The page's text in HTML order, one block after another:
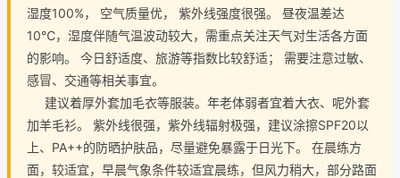
湿度100%， 空气质量优， 紫外线强度很强。 昼夜温差达
10℃，湿度伴随气温波动较大，需重点关注天气对生活各方面
的影响。 今日舒适度、旅游等指数比较舒适； 需要注意过敏、
感冒、交通等相关事宜。
建议着厚外套加毛衣等服装。年老体弱者宜着大衣、呢外套
加羊毛衫。 紫外线很强，紫外线辐射极强，建议涂擦SPF20以
上、PA++的防晒护肤品，尽量避免暴露于日光下。 在晨练方
面，较适宜，早晨气象条件较适宜晨练，但风力稍大，部分路面